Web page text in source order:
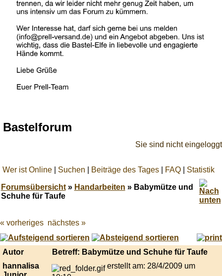
Bastelforum
Sie sind nicht eingeloggt
Wer ist Online Suchen Beiträge des Tages FAQ Statistik
Forumsübersicht» Handarbeiten » Babymütze und
Schuhe für Taufe
Best
online
live
casino
« vorheriges nächstes »
Autor
Betreff: Babymütze und Schuhe für Taufe
hannalisa
erstellt am: 28/4/2009 um